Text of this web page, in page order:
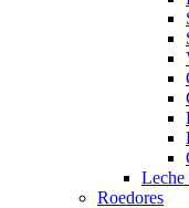
Leche
Roedores